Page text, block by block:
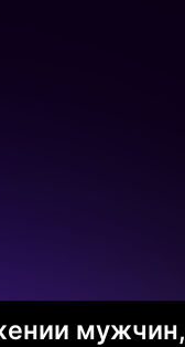
мужчин,